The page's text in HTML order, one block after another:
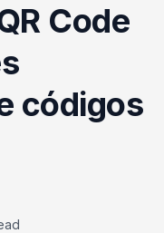
Code
códigos